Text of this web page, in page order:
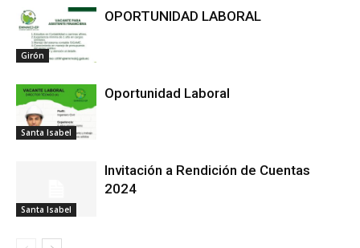
Girón
OPORTUNIDAD LABORAL
Santa Isabel
Oportunidad Laboral
Santa Isabel
Invitación a Rendición de Cuentas
2024